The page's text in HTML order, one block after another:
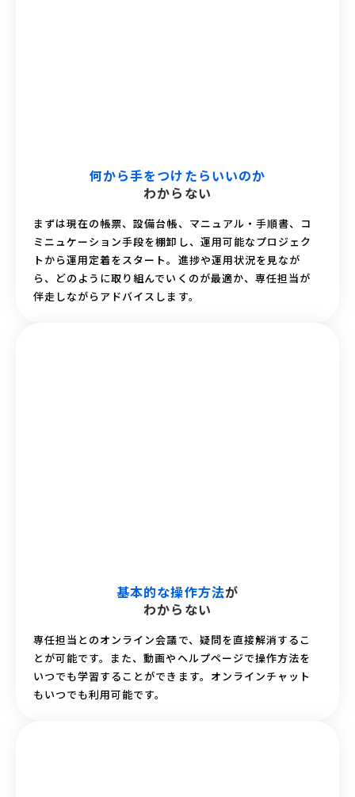
何から手をつけたらいいのか
わからない
まずは現在の帳票、設備台帳、マニュアル・手順書、コ
ミニュケーション手段を棚卸し、運用可能なプロジェク
トから運用定着をスタート。進捗や運用状況を見なが
ら、どのように取り組んでいくのが最適か、専任担当が
伴走しながらアドバイスします。
基本的な操作方法が
わからない
専任担当とのオンライン会議で、疑問を直接解消するこ
とが可能です。また、動画やヘルプページで操作方法を
いつでも学習することができます。オンラインチャット
もいつでも利用可能です。